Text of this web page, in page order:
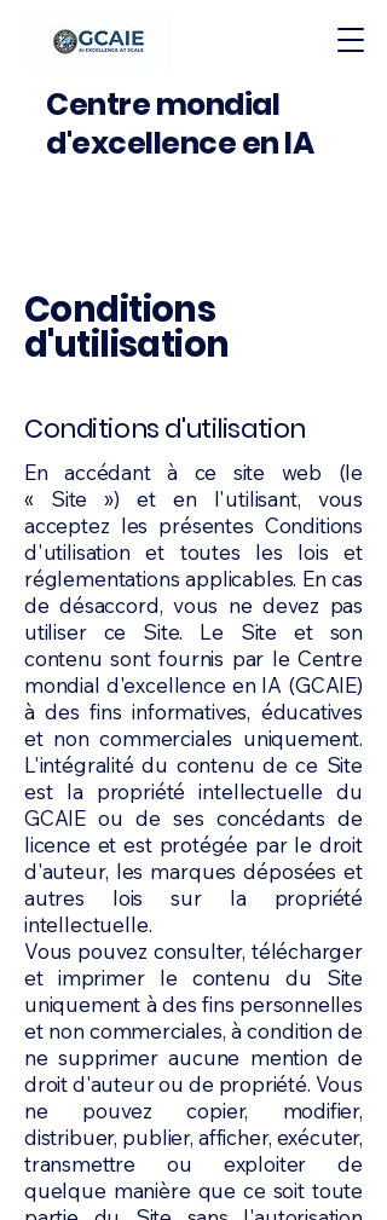
Centre mondial
d'excellence en IA
Conditions
d'utilisation
Conditions d'utilisation
En accédant à ce site web (le
« Site ») et en l'utilisant, vous
acceptez les présentes Conditions
d'utilisation et toutes les lois et
réglementations applicables. En cas
de désaccord, vous ne devez pas
utiliser ce Site. Le Site et son
contenu sont fournis par le Centre
mondial d'excellence en IA (GCAIE)
à des fins informatives, éducatives
et non commerciales uniquement.
L'intégralité du contenu de ce Site
est la propriété intellectuelle du
GCAIE ou de ses concédants de
licence et est protégée par le droit
d'auteur, les marques déposées et
autres lois sur la propriété
intellectuelle.
Vous pouvez consulter, télécharger
et imprimer le contenu du Site
uniquement à des fins personnelles
et non commerciales, à condition de
ne supprimer aucune mention de
droit d'auteur ou de propriété. Vous
ne pouvez copier, modifier,
distribuer, publier, afficher, exécuter,
transmettre ou exploiter de
quelque manière que ce soit toute